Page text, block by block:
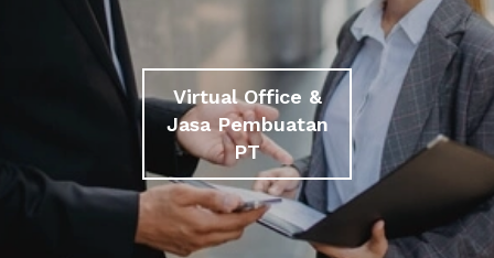
Virtual Office &
Jasa Pembuatan
PT